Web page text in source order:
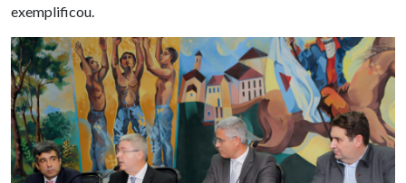
exemplificou.